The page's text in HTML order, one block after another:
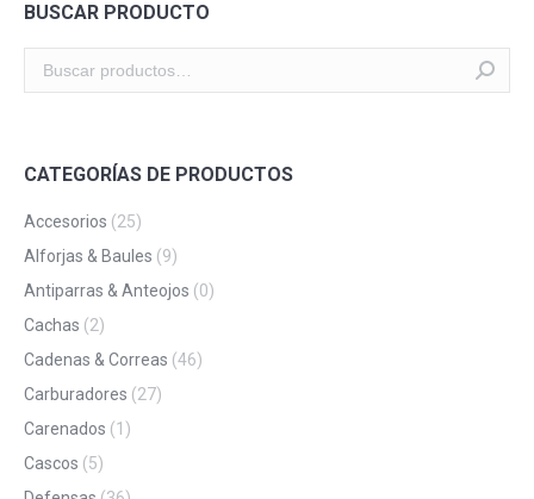
BUSCAR PRODUCTO
CATEGORÍAS DE PRODUCTOS
Accesorios (25)
Alforjas & Baules (9)
Antiparras & Anteojos (0)
Cachas (2)
Cadenas & Correas (46)
Carburadores (27)
Carenados (1)
Cascos (5)